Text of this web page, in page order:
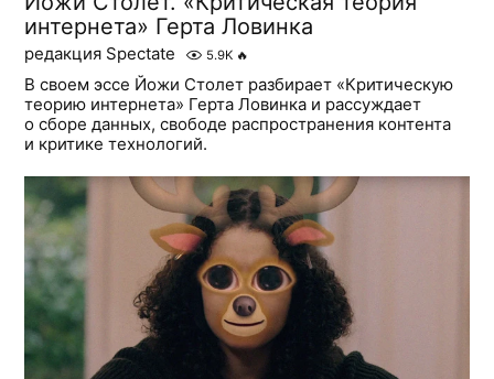
интернета» Герта Ловинка
редакция Spectate 5.9K 🔥
В своем эссе Йожи Столет разбирает «Критическую
теорию интернета» Герта Ловинка и рассуждает
о сборе данных, свободе распространения контента
и критике технологий.